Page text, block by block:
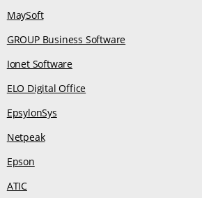
MaySoft
GROUP Business Software
Ionet Software
ELO Digital Office
EpsylonSys
Netpeak
Epson
ATIC